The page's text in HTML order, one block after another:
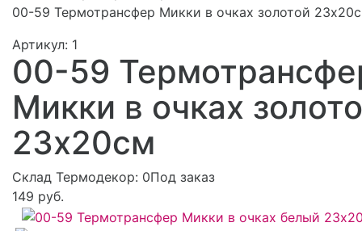
00-59 Термотрансфер Микки в очках золотой
Артикул: 1
00-59
Микки в очках
23х20см
Склад Термодекор: 0Под заказ
149 руб.